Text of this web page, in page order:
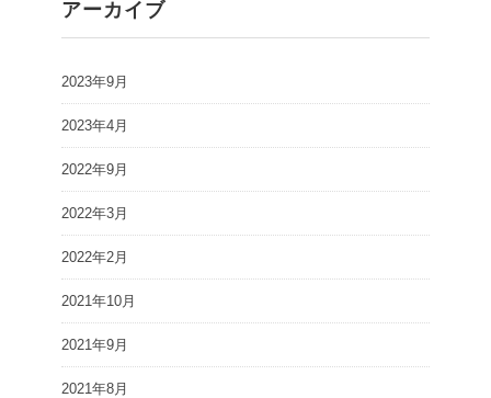
アーカイブ
2023年9月
2023年4月
2022年9月
2022年3月
2022年2月
2021年10月
2021年9月
2021年8月